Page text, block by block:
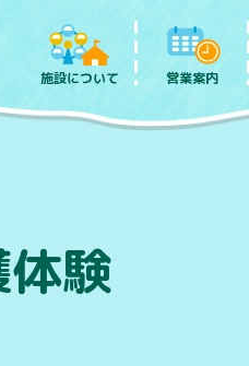
施設について 営業案内
験